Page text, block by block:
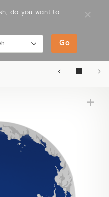
do you want to
Go